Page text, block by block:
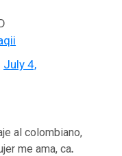
July 4,
al colombiano,
me ama, ca.